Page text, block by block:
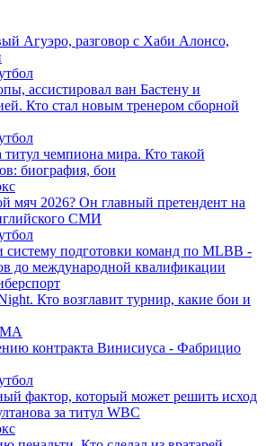
Агуэро, разговор с Хаби Алонсо,
ассистировал ван Бастену и
Кто стал новым тренером сборной
титул чемпиона мира. Кто такой
биография, бои
мяч 2026? Он главный претендент на
СМИ
систему подготовки команд по MLBB -
до международной квалификации
Кто возглавит турнир, какие бои и
контракта Винисиуса - Фабрицио
фактор, который может решить исход
за титул WBC